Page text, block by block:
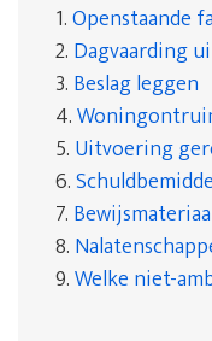
1.Openstaande
2. Dagvaarding
3. Beslag leggen
4.
5. Uitvoering
6.
7.
8.
9.Welke niet-